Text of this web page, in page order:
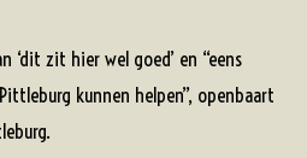
‘dit zit hier wel goed’ en “eens
kunnen helpen”, openbaart